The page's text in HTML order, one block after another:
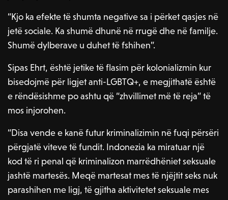
“Kjo ka efekte të shumta negative sa i përket qasjes në
jetë sociale. Ka shumë dhunë në rrugë dhe në familje.
Shumë dylberave u duhet të fshihen”.
Sipas Ehrt, është jetike të flasim për kolonializmin kur
bisedojmë për ligjet anti-LGBTQ+, e megjithatë është
e rëndësishme po ashtu që “zhvillimet më të reja” të
mos injorohen.
“Disa vende e kanë futur kriminalizimin në fuqi përsëri
përgjatë viteve të fundit. Indonezia ka miratuar një
kod të ri penal që kriminalizon marrëdhëniet seksuale
jashtë martesës. Meqë martesat mes të njëjtit seks nuk
parashihen me ligj, të gjitha aktivitetet seksuale mes